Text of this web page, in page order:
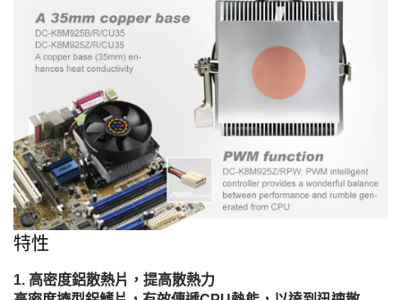
特性
高密度鋁散熱片，提高散熱力